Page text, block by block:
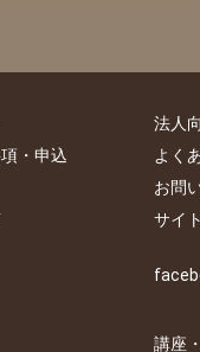
・申込
法人
よく
お問
サイ
講座